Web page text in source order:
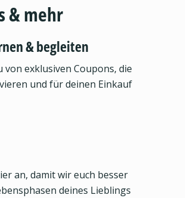
& mehr
& begleiten
exklusiven Coupons, die
und für deinen Einkauf
an, damit wir euch besser
deines Lieblings